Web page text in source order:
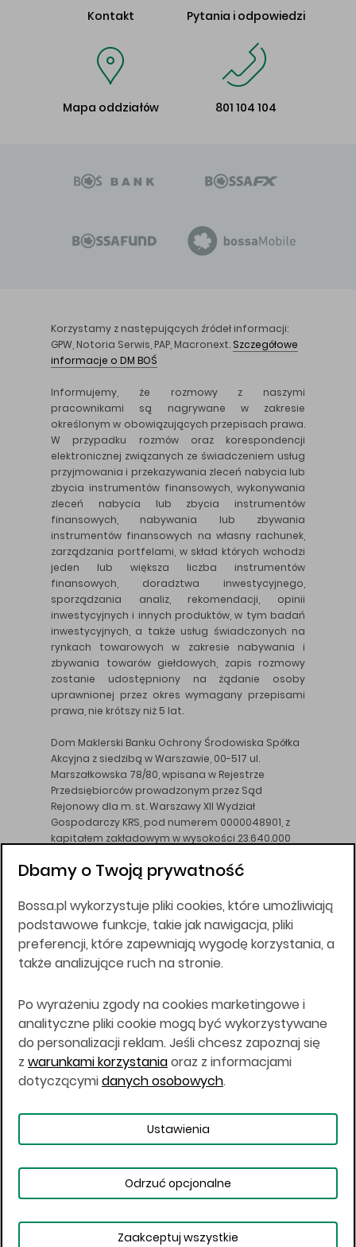
Kontakt Pytania i odpowiedzi
Mapa oddziałów 801 104 104
Korzystamy z następujących źródeł informacji:
GPW, Notoria Serwis, PAP, Macronext. Szczegółowe
informacje o DM BOŚ
Informujemy, że rozmowy z naszymi
pracownikami są nagrywane w zakresie
określonym w obowiązujących przepisach prawa.
W przypadku rozmów oraz korespondencji
elektronicznej związanych ze świadczeniem usług
przyjmowania i przekazywania zleceń nabycia lub
zbycia instrumentów finansowych, wykonywania
zleceń nabycia lub zbycia instrumentów
finansowych, nabywania lub zbywania
instrumentów finansowych na własny rachunek,
zarządzania portfelami, w skład których wchodzi
jeden lub większa liczba instrumentów
finansowych, doradztwa inwestycyjnego,
sporządzania analiz, rekomendacji, opinii
inwestycyjnych i innych produktów, w tym badań
inwestycyjnych, a także usług świadczonych na
rynkach towarowych w zakresie nabywania i
zbywania towarów giełdowych, zapis rozmowy
zostanie udostępniony na żądanie osoby
uprawnionej przez okres wymagany przepisami
prawa, nie krótszy niż 5 lat.
Dom Maklerski Banku Ochrony Środowiska Spółka
Akcyjna z siedzibą w Warszawie, 00-517 ul.
Marszałkowska 78/80, wpisana w Rejestrze
Przedsiębiorców prowadzonym przez Sąd
Rejonowy dla m. st. Warszawy XII Wydział
Gospodarczy KRS, pod numerem 0000048901, z
kapitałem zakładowym w wysokości 23.640.000
DM BOŚ działa na podstawie zezwolenia KNF z dnia
Wszelkie informacje na niniejszej stronie w tym
informacje o produktach inwestycyjnych nie są
kierowane do osób mających miejsce
zamieszkania lub pobytu w Stanach
Japonii, ani w dowolnej innej jurysdykcji, w której
taki materiał byłby sprzeczny z prawem lub w
których zgodne z prawem nabycie produktów
inwestycyjnych nie jest możliwe lub w której nie
jest możliwe złożenie oferty. Prawa obowiązujące
w danej jurysdykcji określają, czy jest możliwe
nabycie poszczególnych produktów
Copyright © 2026 BOŚ | BOSSA.PL
Warunki korzystania
Dane osobowe
Dbamy o Twoją prywatność
Bossa.pl wykorzystuje pliki cookies, które umożliwiają
podstawowe funkcje, takie jak nawigacja, pliki
preferencji, które zapewniają wygodę korzystania, a
także analizujące ruch na stronie.
Po wyrażeniu zgody na cookies marketingowe i
analityczne pliki cookie mogą być wykorzystywane
do personalizacji reklam. Jeśli chcesz zapoznaj się
z warunkami korzystaniaoraz z informacjami
dotyczącymidanych osobowych.
Ustawienia
Odrzuć opcjonalne
Zaakceptuj wszystkie